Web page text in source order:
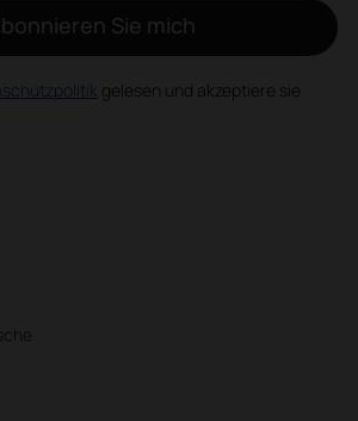
Sie mich
gelesen und akzeptiere sie